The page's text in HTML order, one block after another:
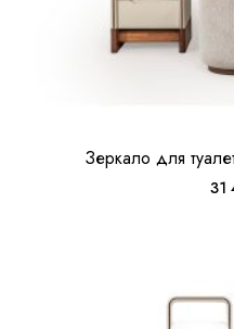
Зеркало для